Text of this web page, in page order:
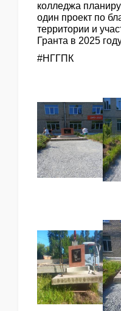
колледжа
один проект по
территории и
Гранта в 2025
#НГГПК